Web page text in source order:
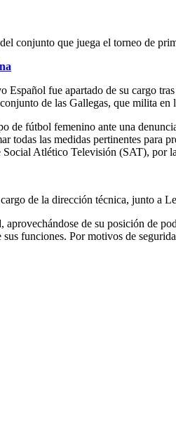
conjunto que juega el torneo de
fue apartado de su cargo
de las Gallegas, que milita
fútbol femenino ante una
las medidas pertinentes para
Atlético Televisión (SAT), por
de la dirección técnica, junto a
de su posición de
funciones. Por motivos de